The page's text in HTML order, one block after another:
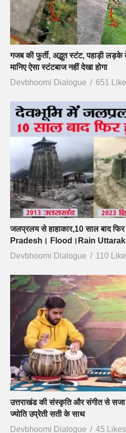
गजब की फुर्ती, अद्भुत स्टंट, पहाड़ी
मानिए ऐसा स्टंटबाज नहीं देखा होगा
Devbhoomi Dialogue
651
जलप्रलय से हाहाकार,10 साल बाद
Pradesh। Flood।Rain
Devbhoomi Dialogue
110
उत्तराखंड की संस्कृति और संगीत से
ज्योति उप्रेती सती के साथ
Devbhoomi Dialogue
45 Likes